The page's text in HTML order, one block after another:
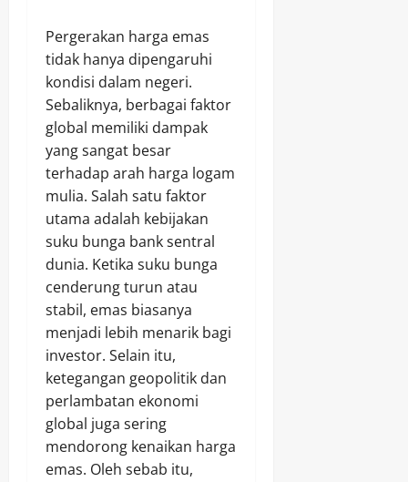
Pergerakan harga emas
tidak hanya dipengaruhi
kondisi dalam negeri.
Sebaliknya, berbagai faktor
global memiliki dampak
yang sangat besar
terhadap arah harga logam
mulia. Salah satu faktor
utama adalah kebijakan
suku bunga bank sentral
dunia. Ketika suku bunga
cenderung turun atau
stabil, emas biasanya
menjadi lebih menarik bagi
investor. Selain itu,
ketegangan geopolitik dan
perlambatan ekonomi
global juga sering
mendorong kenaikan harga
emas. Oleh sebab itu,